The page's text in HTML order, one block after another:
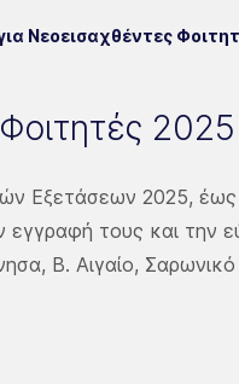
Νεοεισαχθέντες
2025
Εξετάσεων 2025,
εγγραφή τους και την
Β. Αιγαίο, Σαρωνικό